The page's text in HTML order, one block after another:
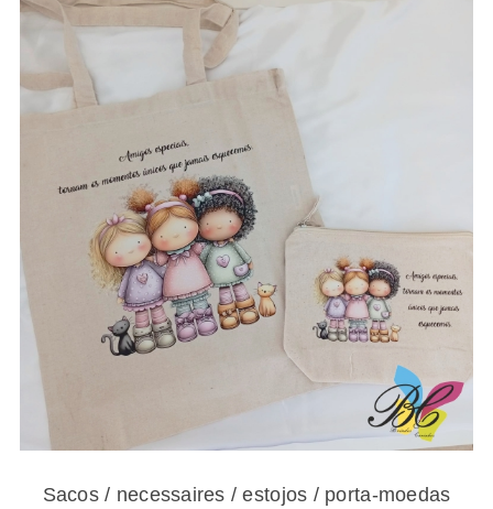
Sacos / necessaires / estojos / porta-
moedas para amigas e gatos – vários
modelos
Sacos / necessaires / estojos / porta-moedas